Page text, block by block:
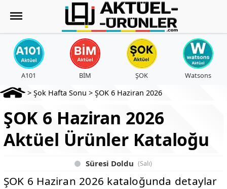
A101 BİM ŞOK Watsons
> Şok Hafta Sonu > ŞOK 6 Haziran 2026
ŞOK 6 Haziran 2026
Aktüel Ürünler Kataloğu
Süresi Doldu (Salı)
ŞOK 6 Haziran 2026 kataloğunda detaylar